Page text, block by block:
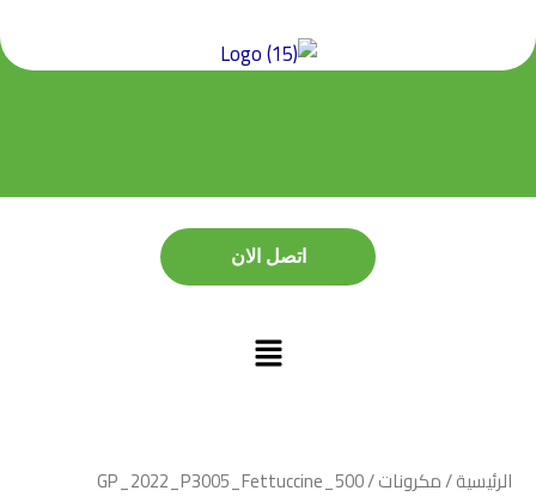
اتصل الان
اتصل الان
الرئيسية/مكرونات/ GP_2022_P3005_Fettuccine_500